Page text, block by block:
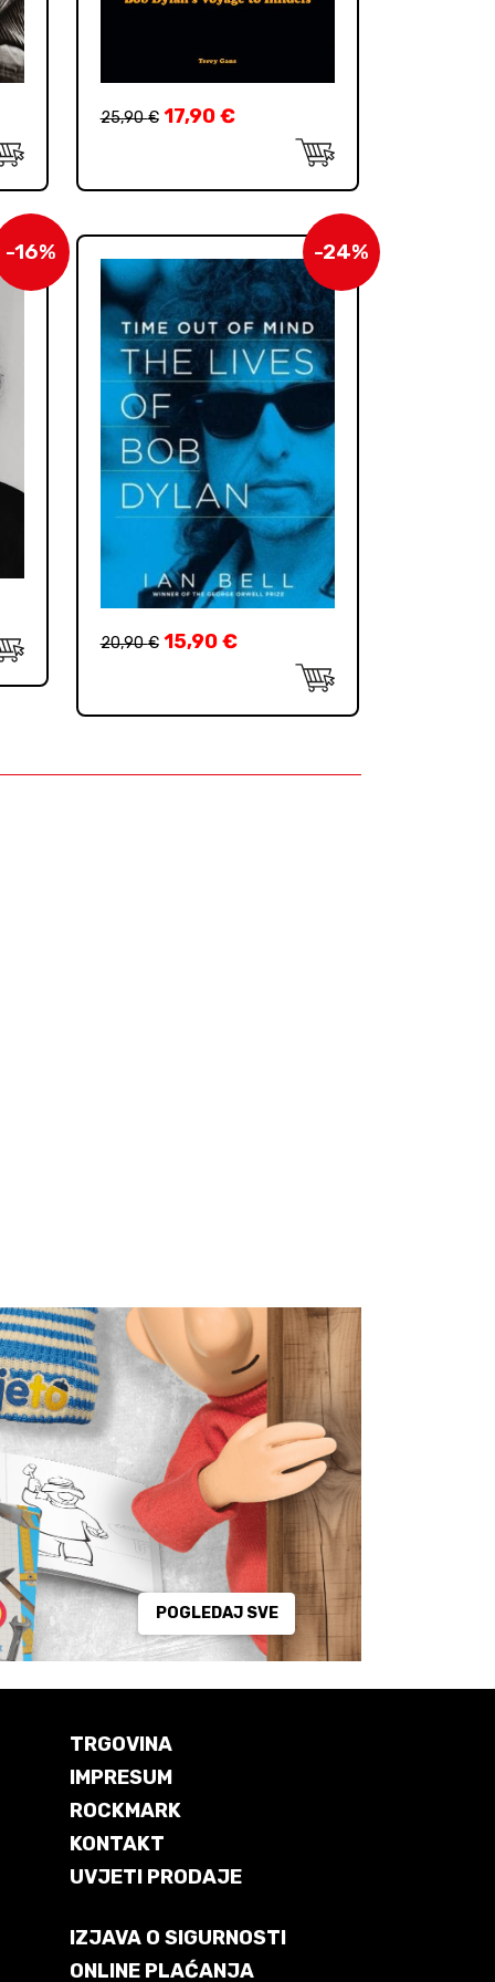
25,90€ 17,90€
-16% -24%
20,90€ 15,90€
POGLEDAJ SVE
TRGOVINA
IMPRESUM
ROCKMARK
KONTAKT
UVJETI PRODAJE
IZJAVA O SIGURNOSTI
ONLINE PLAĆANJA